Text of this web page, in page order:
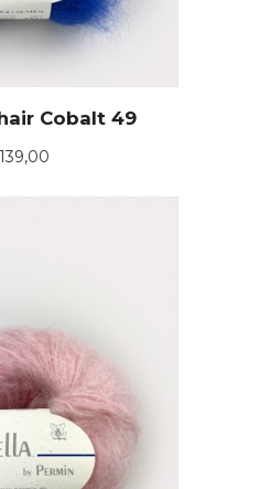
Cobalt 49
Pris
139,00